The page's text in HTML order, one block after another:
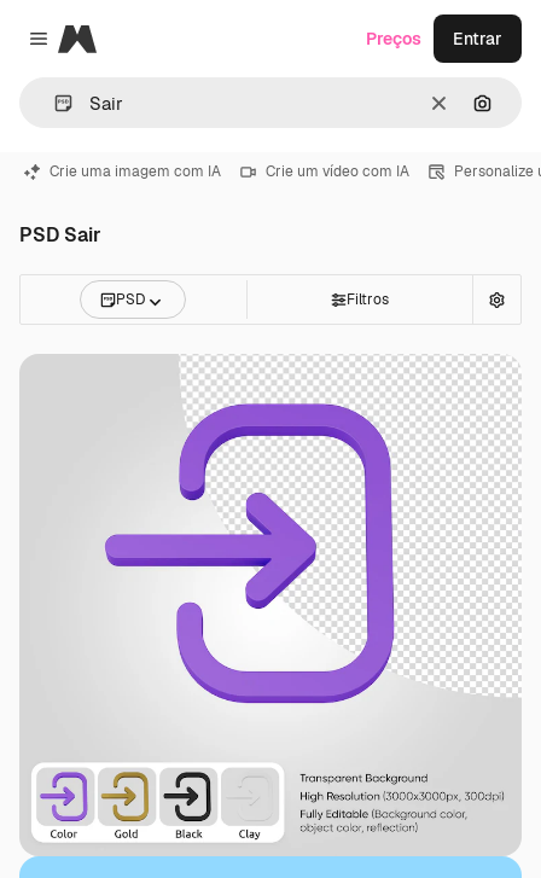
Close menu
Magnific
Limpar
Preços Entrar
Crie uma imagem com IA Crie um vídeo com IA Personalize
PSD Sair
PSD Filtros